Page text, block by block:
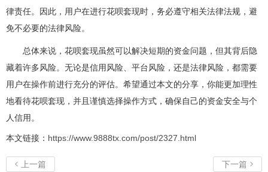
律责任。因此，用户在进行花呗套现时，务必遵守相关法律法规，避
免不必要的法律风险。
总体来说，花呗套现虽然可以解决短期的资金问题，但其背后隐
藏着许多风险。无论是信用风险、平台风险，还是法律风险，都需要
用户在操作前进行充分的评估。希望通过本文的分享，你能更加理性
地看待花呗套现，并且谨慎选择操作方式，确保自己的资金安全与个
人信用。
本文链接： https://www.9888tx.com/post/2327.html
 上一篇 下一篇 